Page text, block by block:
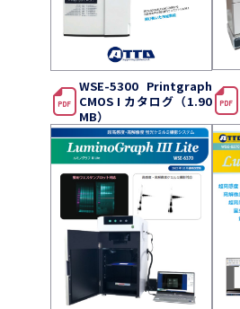
WSE-5300 Printgraph
CMOS I カタログ（1.90
MB）